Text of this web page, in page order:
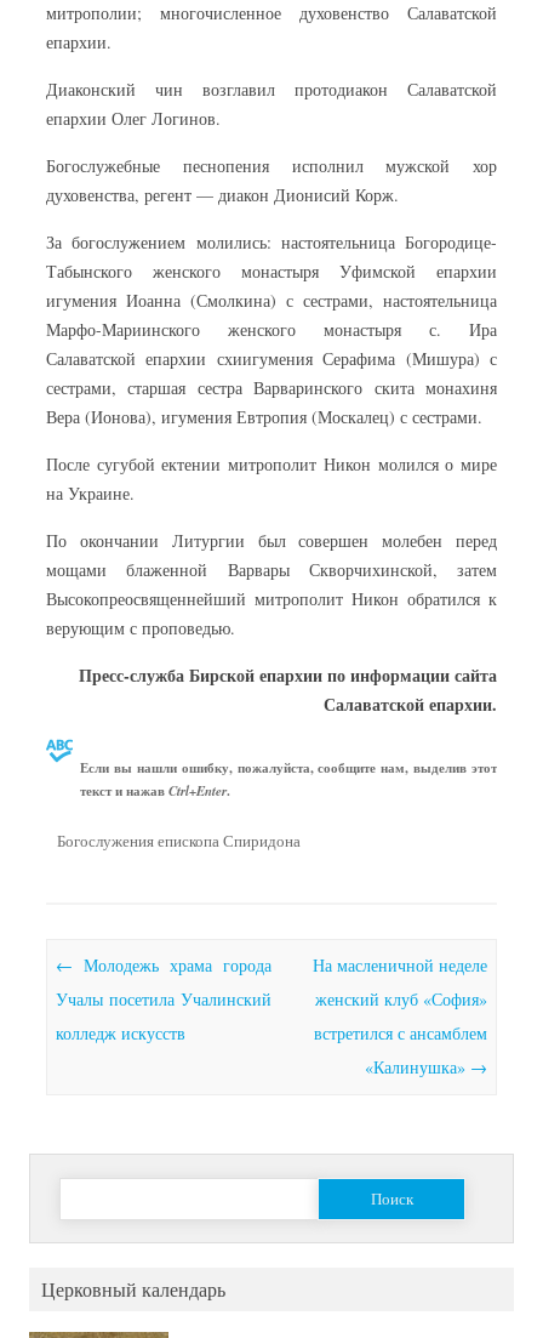
митрополии; многочисленное духовенство Салаватской
епархии.
Диаконский чин возглавил протодиакон Салаватской
епархии Олег Логинов.
Богослужебные песнопения исполнил мужской хор
духовенства, регент — диакон Дионисий Корж.
За богослужением молились: настоятельница Богородице-
Табынского женского монастыря Уфимской епархии
игумения Иоанна (Смолкина) с сестрами, настоятельница
Марфо-Мариинского женского монастыря с. Ира
Салаватской епархии схиигумения Серафима (Мишура) с
сестрами, старшая сестра Варваринского скита монахиня
Вера (Ионова), игумения Евтропия (Москалец) с сестрами.
После сугубой ектении митрополит Никон молился о мире
на Украине.
По окончании Литургии был совершен молебен перед
мощами блаженной Варвары Скворчихинской, затем
Высокопреосвященнейший митрополит Никон обратился к
верующим с проповедью.
Пресс-служба Бирской епархии по информации сайта
Салаватской епархии.
Если вы нашли ошибку, пожалуйста, сообщите нам, выделив этот
текст и нажавCtrl+Enter.
Богослужения епископа Спиридона
Почтовая навигация
← Молодежь храма города
Учалы посетила Учалинский
колледж искусств
На масленичной неделе
женский клуб «София»
встретился с ансамблем
«Калинушка» →
Найти:
Церковный календарь